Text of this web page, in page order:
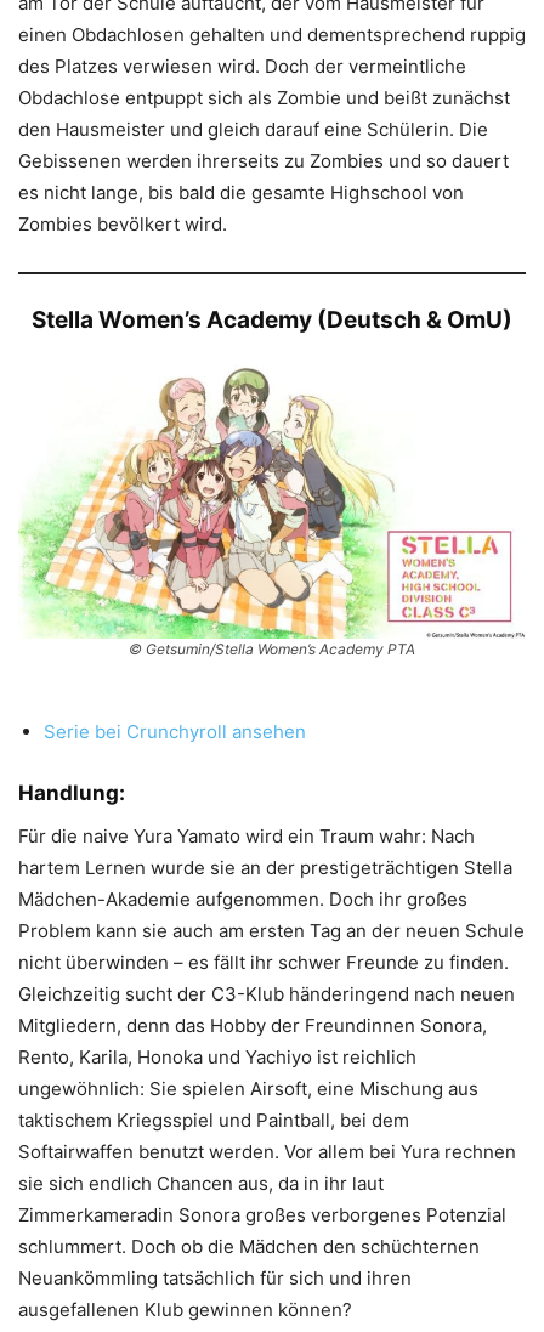
einen Obdachlosen gehalten und dementsprechend ruppig
des Platzes verwiesen wird. Doch der vermeintliche
Obdachlose entpuppt sich als Zombie und beißt zunächst
den Hausmeister und gleich darauf eine Schülerin. Die
Gebissenen werden ihrerseits zu Zombies und so dauert
es nicht lange, bis bald die gesamte Highschool von
Zombies bevölkert wird.
Stella Women’s Academy (Deutsch & OmU)
© Getsumin/Stella Women’s Academy PTA
Serie bei Crunchyroll ansehen
Handlung:
Für die naive Yura Yamato wird ein Traum wahr: Nach
hartem Lernen wurde sie an der prestigeträchtigen Stella
Mädchen-Akademie aufgenommen. Doch ihr großes
Problem kann sie auch am ersten Tag an der neuen Schule
nicht überwinden – es fällt ihr schwer Freunde zu finden.
Gleichzeitig sucht der C3-Klub händeringend nach neuen
Mitgliedern, denn das Hobby der Freundinnen Sonora,
Rento, Karila, Honoka und Yachiyo ist reichlich
ungewöhnlich: Sie spielen Airsoft, eine Mischung aus
taktischem Kriegsspiel und Paintball, bei dem
Softairwaffen benutzt werden. Vor allem bei Yura rechnen
sie sich endlich Chancen aus, da in ihr laut
Zimmerkameradin Sonora großes verborgenes Potenzial
schlummert. Doch ob die Mädchen den schüchternen
Neuankömmling tatsächlich für sich und ihren
ausgefallenen Klub gewinnen können?